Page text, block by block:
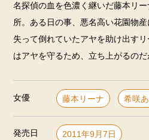
名探偵の血を色濃く継いだ藤本リ
所。ある日の事、悪名高い花園物
失って倒れていたアヤを助け出す
はアヤを守るため、立ち上がるのだ
女優 藤本リーナ 希咲
発売日 2011年9月7日